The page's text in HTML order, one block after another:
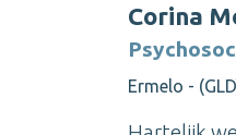
Corina
Ermelo -